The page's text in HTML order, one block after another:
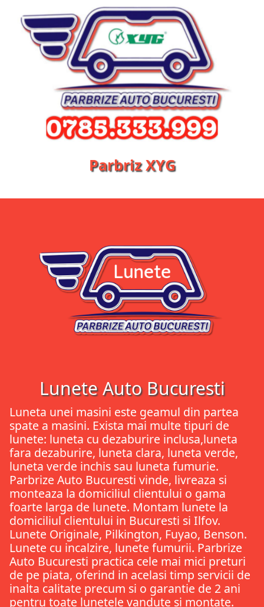
Parbriz XYG
Lunete Auto Bucuresti
Luneta unei masini este geamul din partea
spate a masini. Exista mai multe tipuri de
lunete: luneta cu dezaburire inclusa,luneta
fara dezaburire, luneta clara, luneta verde,
luneta verde inchis sau luneta fumurie.
Parbrize Auto Bucuresti vinde, livreaza si
monteaza la domiciliul clientului o gama
foarte larga de lunete. Montam lunete la
domiciliul clientului in Bucuresti si Ilfov.
Lunete Originale, Pilkington, Fuyao, Benson.
Lunete cu incalzire, lunete fumurii. Parbrize
Auto Bucuresti practica cele mai mici preturi
de pe piata, oferind in acelasi timp servicii de
inalta calitate precum si o garantie de 2 ani
pentru toate lunetele vandute si montate.